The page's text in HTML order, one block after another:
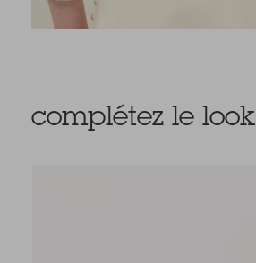
complétez le look